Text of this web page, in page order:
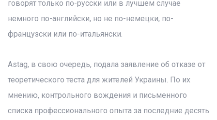
говорят только по-русски или в лучшем случае
немного по-английски, но не по-немецки, по-
французски или по-итальянски.
Astag, в свою очередь, подала заявление об отказе от
теоретического теста для жителей Украины. По их
мнению, контрольного вождения и письменного
списка профессионального опыта за последние десять